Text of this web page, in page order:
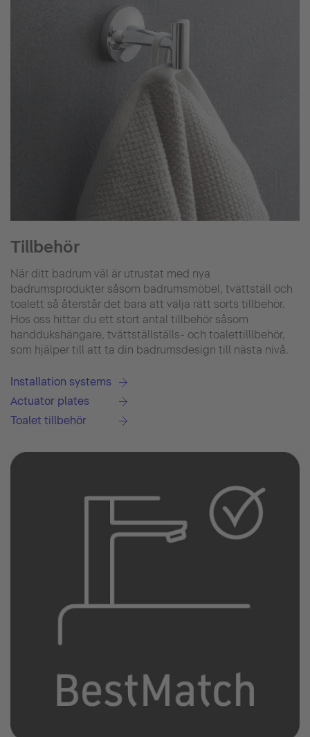
Tillbehör
När ditt badrum väl är utrustat med nya
badrumsprodukter såsom badrumsmöbel, tvättställ och
toalett så återstår det bara att välja rätt sorts tillbehör.
Hos oss hittar du ett stort antal tillbehör såsom
handdukshängare, tvättställställs- och toalettilllbehör,
som hjälper till att ta din badrumsdesign till nästa nivå.
Installation systems
Actuator plates
Toalet tillbehör